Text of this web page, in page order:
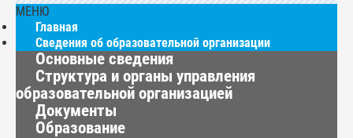
МЕНЮ
Главная
Сведения об образовательной организации
Основные сведения
Структура и органы управления
образовательной организацией
Документы
Образование